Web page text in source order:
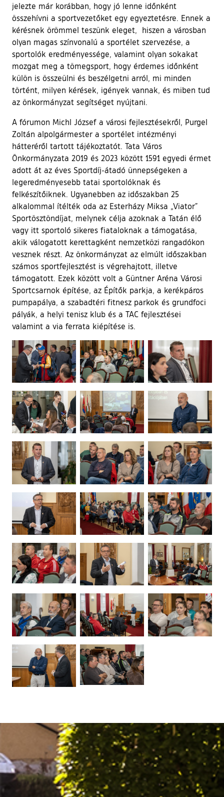
jelezte már korábban, hogy jó lenne időnként
összehívni a sportvezetőket egy egyeztetésre. Ennek a
kérésnek örömmel teszünk eleget, hiszen a városban
olyan magas színvonalú a sportélet szervezése, a
sportolók eredményessége, valamint olyan sokakat
mozgat meg a tömegsport, hogy érdemes időnként
külön is összeülni és beszélgetni arról, mi minden
történt, milyen kérések, igények vannak, és miben tud
az önkormányzat segítséget nyújtani.
A fórumon Michl József a városi fejlesztésekről, Purgel
Zoltán alpolgármester a sportélet intézményi
hátteréről tartott tájékoztatót. Tata Város
Önkormányzata 2019 és 2023 között 1591 egyedi érmet
adott át az éves Sportdíj-átadó ünnepségeken a
legeredményesebb tatai sportolóknak és
felkészítőiknek. Ugyanebben az időszakban 25
alkalommal ítélték oda az Esterházy Miksa „Viator”
Sportösztöndíjat, melynek célja azoknak a Tatán élő
vagy itt sportoló sikeres fiataloknak a támogatása,
akik válogatott kerettagként nemzetközi rangadókon
vesznek részt. Az önkormányzat az elmúlt időszakban
számos sportfejlesztést is végrehajtott, illetve
támogatott. Ezek között volt a Güntner Aréna Városi
Sportcsarnok építése, az Építők parkja, a kerékpáros
pumpapálya, a szabadtéri fitnesz parkok és grundfoci
pályák, a helyi tenisz klub és a TAC fejlesztései
valamint a via ferrata kiépítése is.
Ugrás a galéria utánra